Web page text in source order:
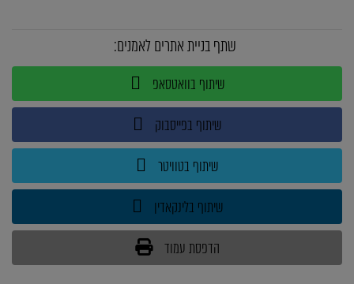
שתף בניית אתרים לאמנים:
שיתוף בוואטסאפ
שיתוף בפייסבוק
שיתוף בטוויטר
שיתוף בלינקאדין
הדפסת עמוד